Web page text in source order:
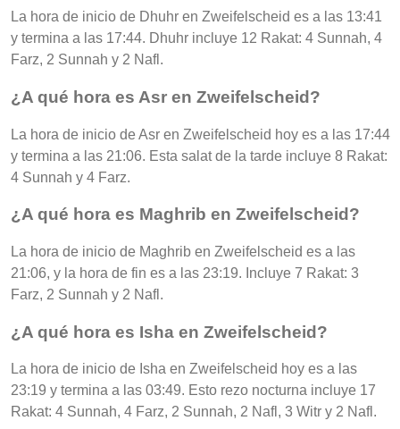
La hora de inicio de Dhuhr en Zweifelscheid es a las 13:41
y termina a las 17:44. Dhuhr incluye 12 Rakat: 4 Sunnah, 4
Farz, 2 Sunnah y 2 Nafl.
¿A qué hora es Asr en Zweifelscheid?
La hora de inicio de Asr en Zweifelscheid hoy es a las 17:44
y termina a las 21:06. Esta salat de la tarde incluye 8 Rakat:
4 Sunnah y 4 Farz.
¿A qué hora es Maghrib en Zweifelscheid?
La hora de inicio de Maghrib en Zweifelscheid es a las
21:06, y la hora de fin es a las 23:19. Incluye 7 Rakat: 3
Farz, 2 Sunnah y 2 Nafl.
¿A qué hora es Isha en Zweifelscheid?
La hora de inicio de Isha en Zweifelscheid hoy es a las
23:19 y termina a las 03:49. Esto rezo nocturna incluye 17
Rakat: 4 Sunnah, 4 Farz, 2 Sunnah, 2 Nafl, 3 Witr y 2 Nafl.